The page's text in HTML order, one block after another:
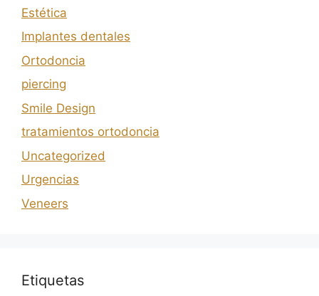
Estética
Implantes dentales
Ortodoncia
piercing
Smile Design
tratamientos ortodoncia
Uncategorized
Urgencias
Veneers
Etiquetas